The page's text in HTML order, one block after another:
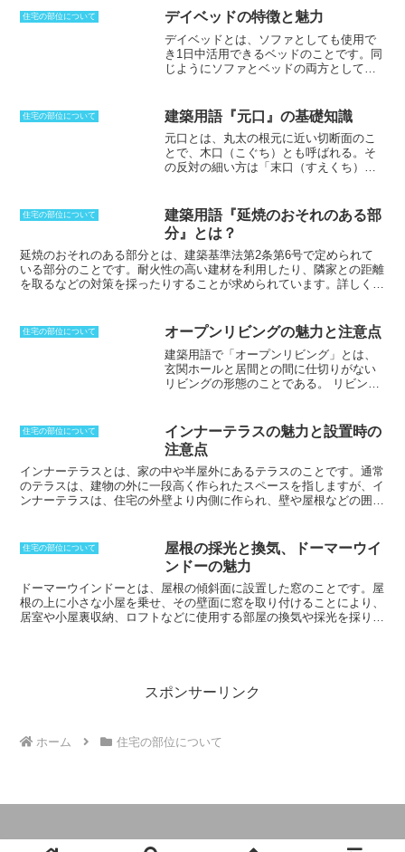
住宅の部位について デイベッドの特徴と魅力
デイベッドとは、ソファとしても使用で
き1日中活用できるベッドのことです。同
じようにソファとベッドの両方として使
ソファで、ベッドとして使用するときに
は背もたれを倒すなどして形を変化させ
るのに対して、「デイベッド」はメイン
の使い方がベッドで、ソファとして使う
ときも形はそのままです。周囲に固定さ
ており、ベッド下に掛け布団や枕をしま
っておけるような引出しが付いている物
も多いです。デイベッドは優雅なデザイ
ンの物が数多くあり、著名なデザイナー
が作品として残しています。
住宅の部位について 建築用語『元口』の基礎知識
元口とは、丸太の根元に近い切断面のこ
とで、木口（こぐち）とも呼ばれる。そ
の反対の細い方は「末口（すえくち）」
さ〜メートル、元口〜パイ」などと表現
される。通常、小屋梁で丸太材を使う場
合には末口寸法で測るのが一般的であ
る。木の生長から、元口は末口よりも密
度が高い部分である赤身が多く、重く太
いという特徴がある。床柱にするときに
る。その方向を逆にすることを「逆木
（さかぎ）」と呼び、元口と末口の大き
さが極端に違う場合扱いにくい丸太とな
ってしまうためよくないとされている。
住宅の部位について
建築用語『延焼のおそれのある部
分』とは？
延焼のおそれのある部分 とは、建築基準法第2条第6号で定められて
いる部分のことです。耐火性の高い建材を利用したり、隣家との距離
を取るなどの対策を採ったりすることが求められています。詳しくは
る建物の部分を言う。こうした部分は、隣家で火災が起きたときに一
番影響を受けると考えられる場所です。ただし、防火上有効な公園、
広場、川などの、空き地もしくは水面または耐火構造の壁に面してい
る部分は、この限りではありません。
住宅の部位について オープンリビングの魅力と注意点
建築用語で「オープンリビング」とは、
玄関ホールと居間との間に仕切りがない
リビングの形態のことである。
リビング
北国や温暖地の住宅でよく見られる間取
りであったが、スペースの有効利用とし
て普及した。「オープンリビング」の中
に階段や吹き抜けを設けることで開放的
な空間を作ことができる。また、家族の
コミュニケーションが増え、壁や扉など
る。ただし、キッチンのにおいなどがリ
ビングやダイニング、玄関などに広がっ
てしまったり、来客時には調理などの作
業を行なう姿が見えてしまったりするデ
メリットもある。
住宅の部位について
インナーテラスの魅力と設置時の
注意点
インナーテラスとは、家の中や半屋外にあるテラスのことです。通常
のテラスは、建物の外に一段高く作られたスペースを指しますが、イ
ンナーテラスは、住宅の外壁より内側に作られ、壁や屋根などの囲い
ライベートな空間として楽しむことができます。また、インナーテラ
スは、外と内の境界線となる場所であり、屋内から外へとつながる空
間として、開放感や広がりを感じさせてくれます。インナーテラス
は、主に、住宅の1階部分に作られますが、2階や3階に作られること
もあります。インナーテラスの面積は、住宅の大きさや敷地条件によ
って異なりますが、一般的には、数平方メートルから数十平方メート
まな仕上げにすることができます。インナーテラスの屋根は、透明な
ガラス、ポリカーボネート板、木製のルーバーなど、さまざまな素材
住宅の部位について
屋根の採光と換気、ドーマーウイ
ンドーの魅力
ドーマーウインドーとは、屋根の傾斜面に設置した窓のことです。屋
根の上に小さな小屋を乗せ、その壁面に窓を取り付けることにより、
居室や小屋裏収納、ロフトなどに使用する部屋の換気や採光を採りま
窓の形は引き戸タイプや上げ下げ窓、両開き窓が一般的。屋根面
に完全にのった物はルーフドーマーウインドー、軒部分から立ち上が
スポンサーリンク
ホーム 住宅の部位について